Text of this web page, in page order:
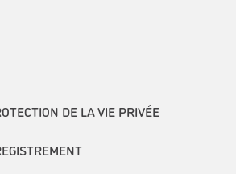
DE LA VIE PRIVÉE